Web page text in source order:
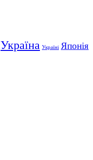
Україна Україні Японія